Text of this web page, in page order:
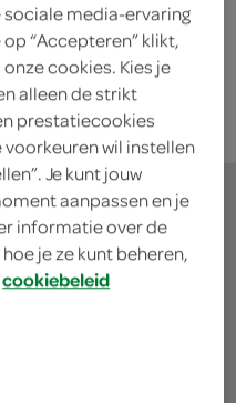
kies je SPAR
sociale media-ervaring
“Accepteren” klikt,
cookies. Kies je
alleen de strikt
prestatiecookies
wil instellen
Je kunt jouw
aanpassen en je
informatie over de
je ze kunt beheren,
cookiebeleid